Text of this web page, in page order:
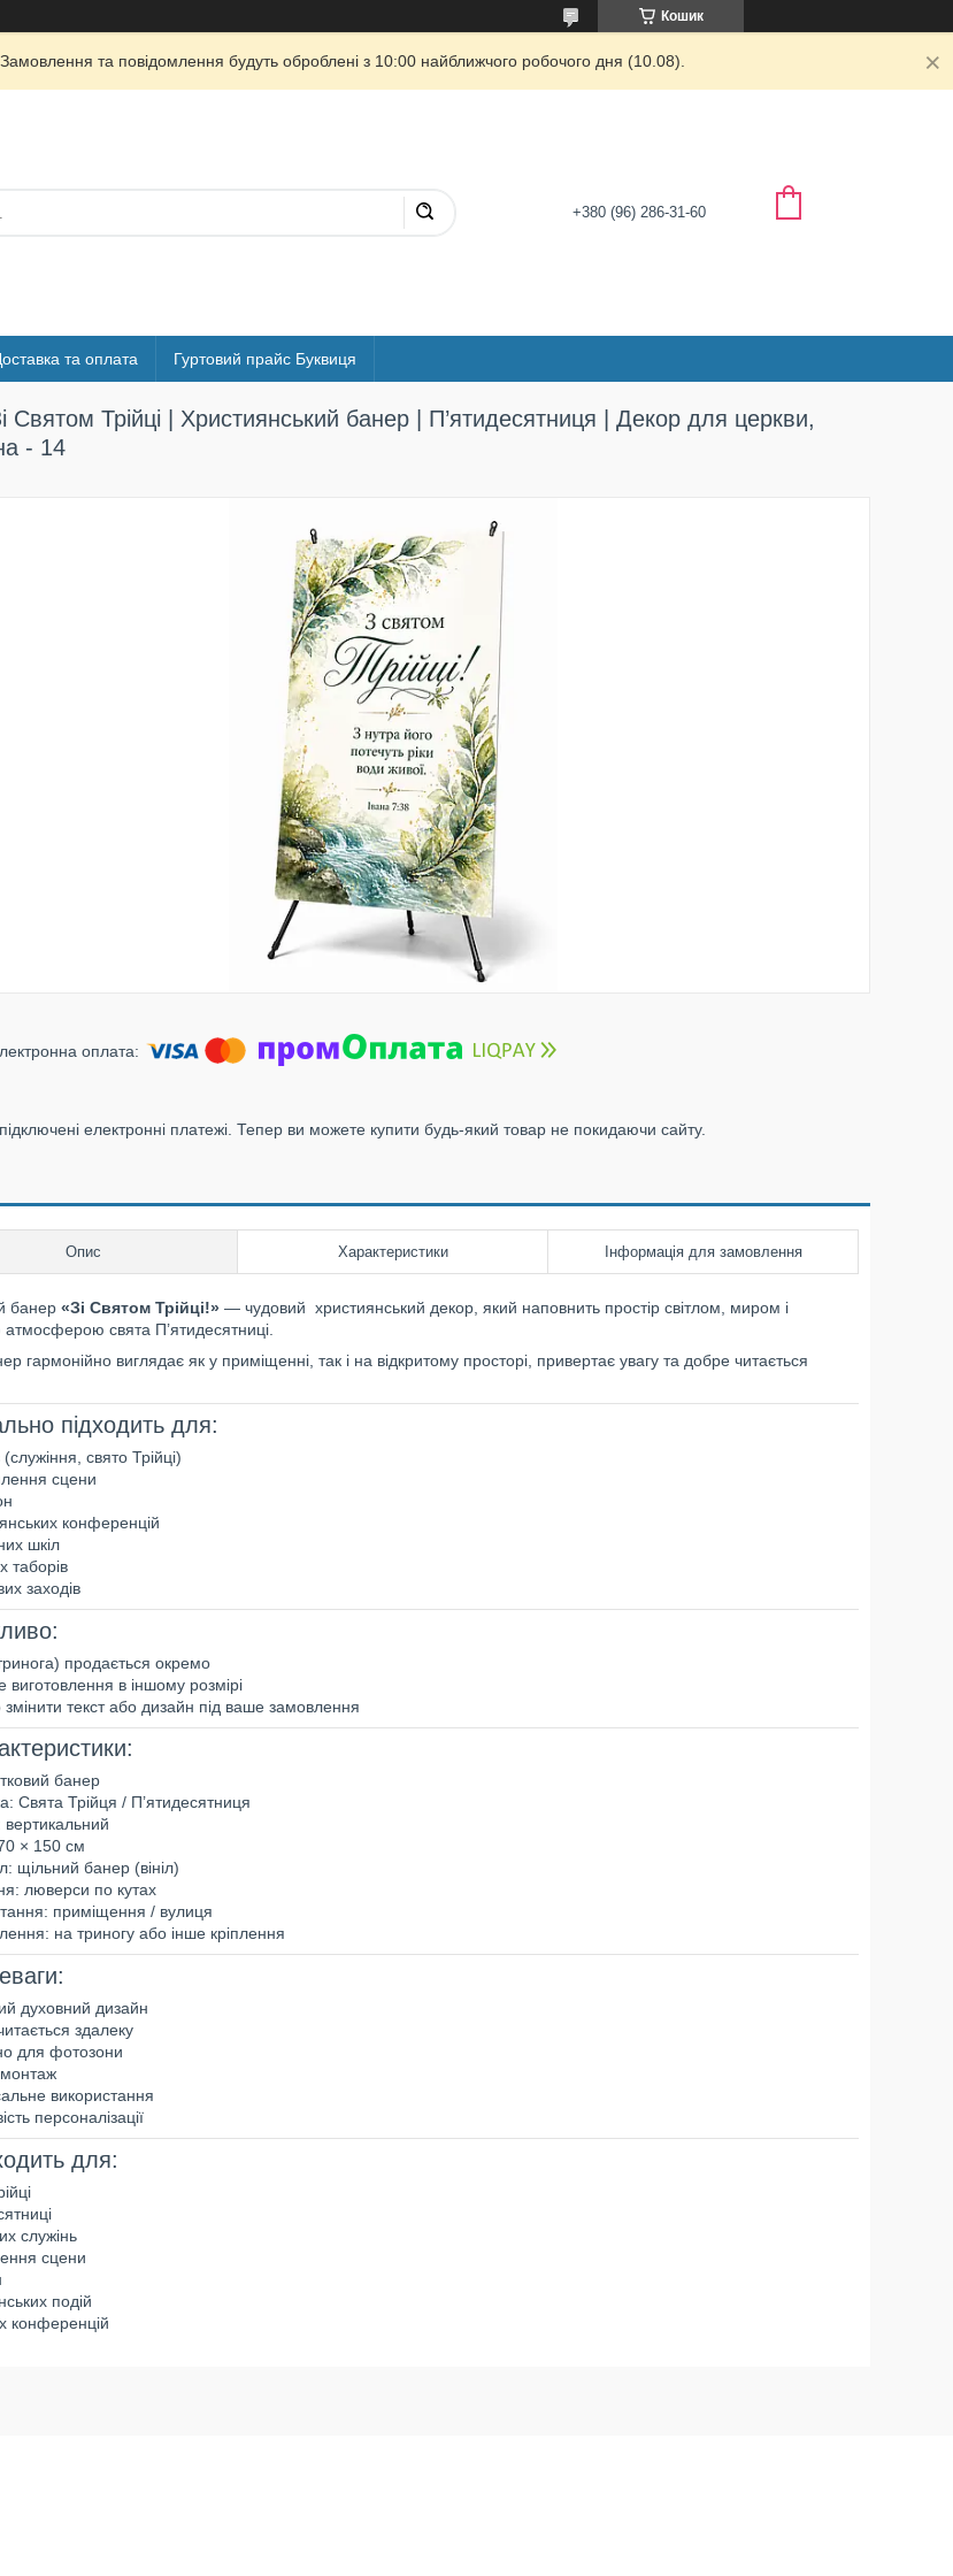
Кошик
та повідомлення будуть оброблені з 10:00 найближчого робочого дня (10.08).
+380 (96) 286-31-60
та оплата Гуртовий прайс Буквиця
Святом Трійці | Християнський банер | П’ятидесятниця | Декор для церкви,
- 14
електронні платежі. Тепер ви можете купити будь-який товар не покидаючи сайту.
Опис Характеристики Інформація для замовлення
банер «Зі Святом Трійці!» — чудовий християнський декор, який наповнить простір світлом, миром і
свята П’ятидесятниці.
гармонійно виглядає як у приміщенні, так і на відкритому просторі, привертає увагу та добре читається
підходить для:
свято Трійці)
сцени
конференцій
шкіл
таборів
заходів
продається окремо
виготовлення в іншому розмірі
текст або дизайн під ваше замовлення
банер
Свята Трійця / П’ятидесятниця
× 150 см
щільний банер (вініл)
люверси по кутах
приміщення / вулиця
на триногу або інше кріплення
духовний дизайн
здалеку
для фотозони
використання
персоналізації
для:
служінь
сцени
подій
конференцій